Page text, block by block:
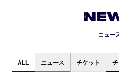
ニュー
ALL ニュース チケット